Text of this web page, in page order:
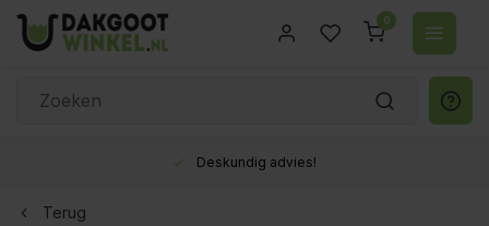
0
Deskundig advies!
Terug